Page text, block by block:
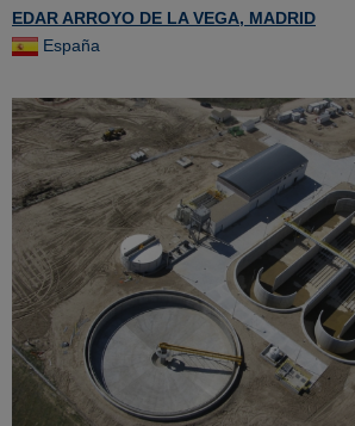
EDAR ARROYO DE LA VEGA, MADRID
España